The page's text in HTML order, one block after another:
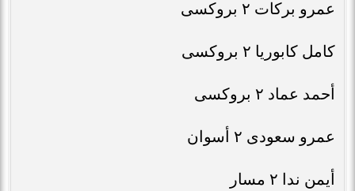
عمرو بركات ٢ بروكسى
كامل كابوريا ٢ بروكسى
أحمد عماد ٢ بروكسى
عمرو سعودى ٢ أسوان
أيمن ندا ٢ مسار